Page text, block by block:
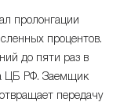
пролонгации
процентов.
до пяти раз в
ЦБ РФ. Заемщик
передачу